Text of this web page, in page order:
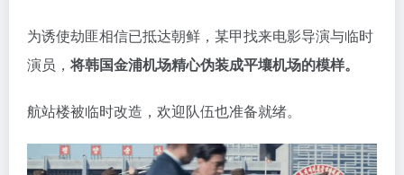
为诱使劫匪相信已抵达朝鲜，某甲找来电影导演与临时
演员，将韩国金浦机场精心伪装成平壤机场的模样。
航站楼被临时改造，欢迎队伍也准备就绪。